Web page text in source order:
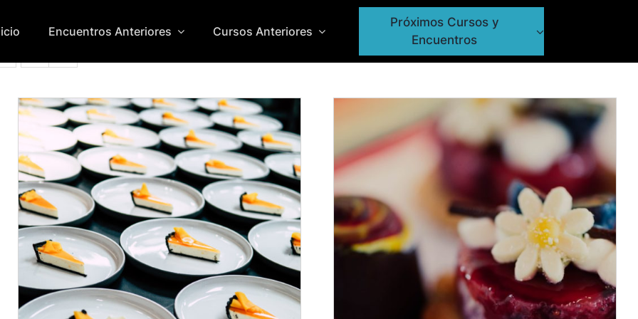
Encuentros Anteriores Cursos Anteriores
Próximos Cursos y
Encuentros
ADD TO CART DETALLES ADD TO CART DETALLES